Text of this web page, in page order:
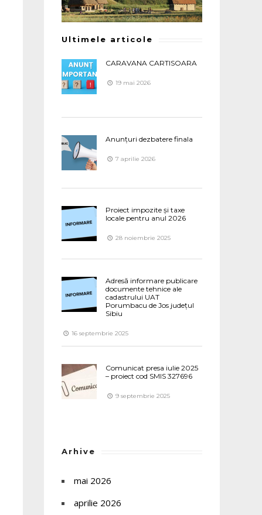
Ultimele articole
CARAVANA CARTISOARA
19 mai 2026
Anunțuri dezbatere finala
7 aprilie 2026
Proiect impozite și taxe
locale pentru anul 2026
28 noiembrie 2025
Adresă informare publicare
documente tehnice ale
cadastrului UAT
Porumbacu de Jos județul
Sibiu
16 septembrie 2025
Comunicat presa iulie 2025
– proiect cod SMIS 327696
9 septembrie 2025
Arhive
mai 2026
aprilie 2026